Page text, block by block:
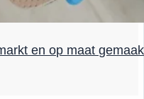
en op maat